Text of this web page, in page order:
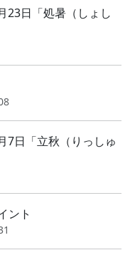
日「処暑（しょし
日「立秋（りっしゅ
ント